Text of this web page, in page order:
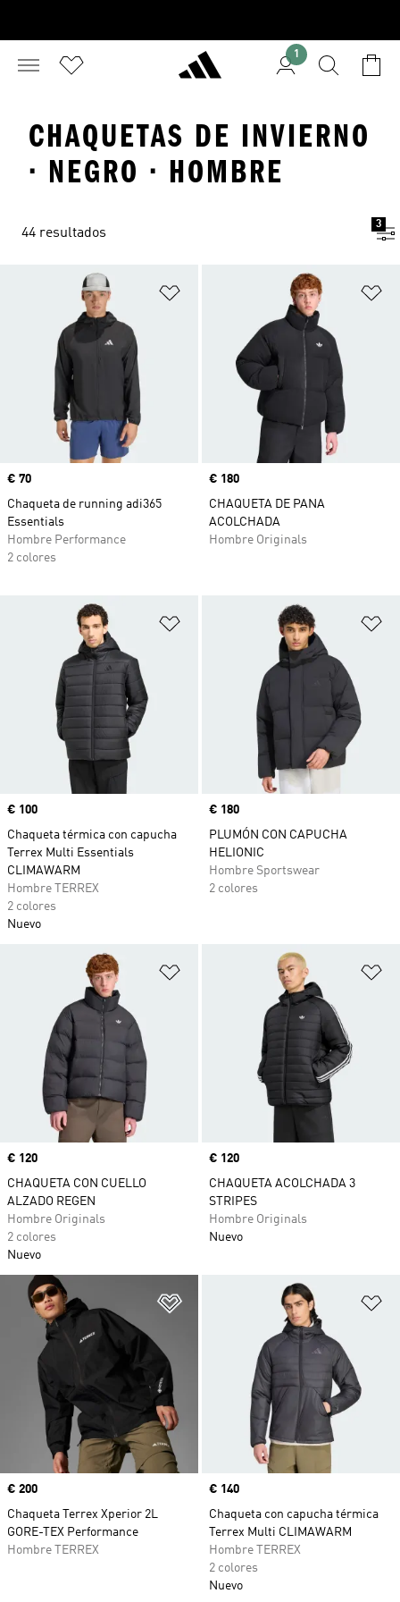
1
CHAQUETAS DE INVIERNO
· NEGRO · HOMBRE
44 resultados
3
Añadir a la lista de deseos
Precio
€ 70
Chaqueta de running adi365
Essentials
Hombre Performance
2 colores
Precio
€ 180
CHAQUETA DE PANA
ACOLCHADA
Hombre Originals
Añadir a la lista de deseos
Precio
€ 100
Chaqueta térmica con capucha
Terrex Multi Essentials
CLIMAWARM
Hombre TERREX
2 colores
Nuevo
Precio
€ 180
PLUMÓN CON CAPUCHA
HELIONIC
Hombre Sportswear
2 colores
Añadir a la lista de deseos
Precio
€ 120
CHAQUETA CON CUELLO
ALZADO REGEN
Hombre Originals
2 colores
Nuevo
Precio
€ 120
CHAQUETA ACOLCHADA 3
STRIPES
Hombre Originals
Nuevo
Añadir a la lista de deseos
Precio
€ 200
Chaqueta Terrex Xperior 2L
GORE-TEX Performance
Hombre TERREX
Precio
€ 140
Chaqueta con capucha térmica
Terrex Multi CLIMAWARM
Hombre TERREX
2 colores
Nuevo